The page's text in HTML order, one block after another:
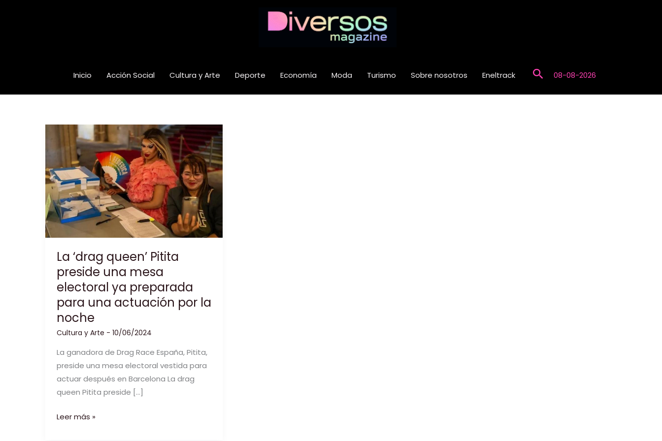
Inicio Acción Social Cultura y Arte Deporte Economía Moda Turismo Sobre nosotros Eneltrack Buscar08-08-2026
La ‘drag queen’ Pitita
preside una mesa
electoral ya preparada
para una actuación por la
noche
Cultura y Arte - 10/06/2024
La ganadora de Drag Race España, Pitita,
preside una mesa electoral vestida para
actuar después en Barcelona La drag
queen Pitita preside […]
La
Leer más »